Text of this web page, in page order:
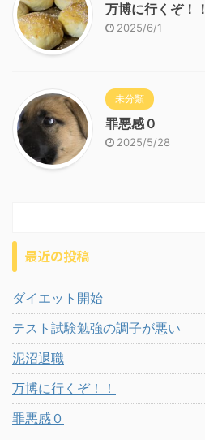
万博に行くぞ！！
2025/6/1
未分類
罪悪感０
2025/5/28
最近の投稿
ダイエット開始
テスト試験勉強の調子が悪い
泥沼退職
万博に行くぞ！！
罪悪感０